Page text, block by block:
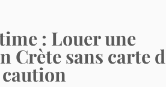
: Louer une
Crète sans carte